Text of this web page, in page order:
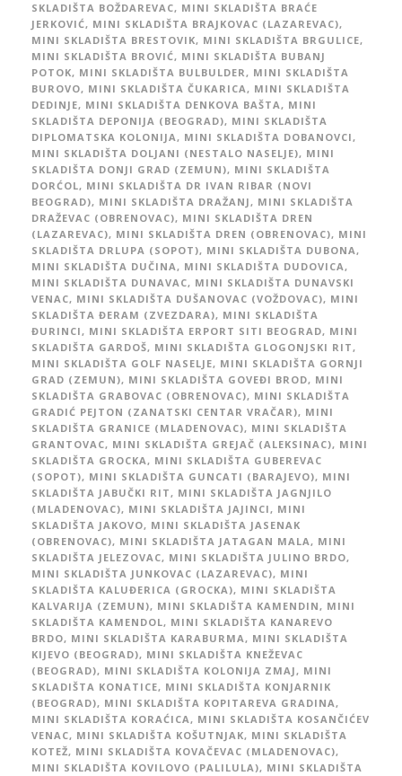
SKLADIŠTA BOŽDAREVAC, MINI SKLADIŠTA BRAĆE
JERKOVIĆ, MINI SKLADIŠTA BRAJKOVAC (LAZAREVAC),
MINI SKLADIŠTA BRESTOVIK, MINI SKLADIŠTA BRGULICE,
MINI SKLADIŠTA BROVIĆ, MINI SKLADIŠTA BUBANJ
POTOK, MINI SKLADIŠTA BULBULDER, MINI SKLADIŠTA
BUROVO, MINI SKLADIŠTA ČUKARICA, MINI SKLADIŠTA
DEDINJE, MINI SKLADIŠTA DENKOVA BAŠTA, MINI
SKLADIŠTA DEPONIJA (BEOGRAD), MINI SKLADIŠTA
DIPLOMATSKA KOLONIJA, MINI SKLADIŠTA DOBANOVCI,
MINI SKLADIŠTA DOLJANI (NESTALO NASELJE), MINI
SKLADIŠTA DONJI GRAD (ZEMUN), MINI SKLADIŠTA
DORĆOL, MINI SKLADIŠTA DR IVAN RIBAR (NOVI
BEOGRAD), MINI SKLADIŠTA DRAŽANJ, MINI SKLADIŠTA
DRAŽEVAC (OBRENOVAC), MINI SKLADIŠTA DREN
(LAZAREVAC), MINI SKLADIŠTA DREN (OBRENOVAC), MINI
SKLADIŠTA DRLUPA (SOPOT), MINI SKLADIŠTA DUBONA,
MINI SKLADIŠTA DUČINA, MINI SKLADIŠTA DUDOVICA,
MINI SKLADIŠTA DUNAVAC, MINI SKLADIŠTA DUNAVSKI
VENAC, MINI SKLADIŠTA DUŠANOVAC (VOŽDOVAC), MINI
SKLADIŠTA ĐERAM (ZVEZDARA), MINI SKLADIŠTA
ĐURINCI, MINI SKLADIŠTA ERPORT SITI BEOGRAD, MINI
SKLADIŠTA GARDOŠ, MINI SKLADIŠTA GLOGONJSKI RIT,
MINI SKLADIŠTA GOLF NASELJE, MINI SKLADIŠTA GORNJI
GRAD (ZEMUN), MINI SKLADIŠTA GOVEĐI BROD, MINI
SKLADIŠTA GRABOVAC (OBRENOVAC), MINI SKLADIŠTA
GRADIĆ PEJTON (ZANATSKI CENTAR VRAČAR), MINI
SKLADIŠTA GRANICE (MLADENOVAC), MINI SKLADIŠTA
GRANTOVAC, MINI SKLADIŠTA GREJAČ (ALEKSINAC), MINI
SKLADIŠTA GROCKA, MINI SKLADIŠTA GUBEREVAC
(SOPOT), MINI SKLADIŠTA GUNCATI (BARAJEVO), MINI
SKLADIŠTA JABUČKI RIT, MINI SKLADIŠTA JAGNJILO
(MLADENOVAC), MINI SKLADIŠTA JAJINCI, MINI
SKLADIŠTA JAKOVO, MINI SKLADIŠTA JASENAK
(OBRENOVAC), MINI SKLADIŠTA JATAGAN MALA, MINI
SKLADIŠTA JELEZOVAC, MINI SKLADIŠTA JULINO BRDO,
MINI SKLADIŠTA JUNKOVAC (LAZAREVAC), MINI
SKLADIŠTA KALUĐERICA (GROCKA), MINI SKLADIŠTA
KALVARIJA (ZEMUN), MINI SKLADIŠTA KAMENDIN, MINI
SKLADIŠTA KAMENDOL, MINI SKLADIŠTA KANAREVO
BRDO, MINI SKLADIŠTA KARABURMA, MINI SKLADIŠTA
KIJEVO (BEOGRAD), MINI SKLADIŠTA KNEŽEVAC
(BEOGRAD), MINI SKLADIŠTA KOLONIJA ZMAJ, MINI
SKLADIŠTA KONATICE, MINI SKLADIŠTA KONJARNIK
(BEOGRAD), MINI SKLADIŠTA KOPITAREVA GRADINA,
MINI SKLADIŠTA KORAĆICA, MINI SKLADIŠTA KOSANČIĆEV
VENAC, MINI SKLADIŠTA KOŠUTNJAK, MINI SKLADIŠTA
KOTEŽ, MINI SKLADIŠTA KOVAČEVAC (MLADENOVAC),
MINI SKLADIŠTA KOVILOVO (PALILULA), MINI SKLADIŠTA